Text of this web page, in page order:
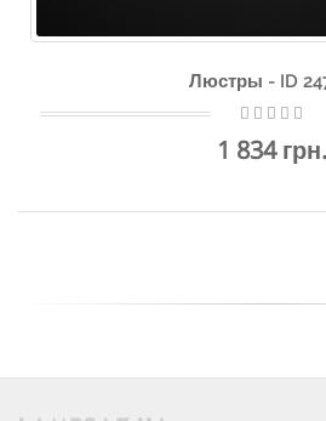
Люстры - ID
1 834 грн.